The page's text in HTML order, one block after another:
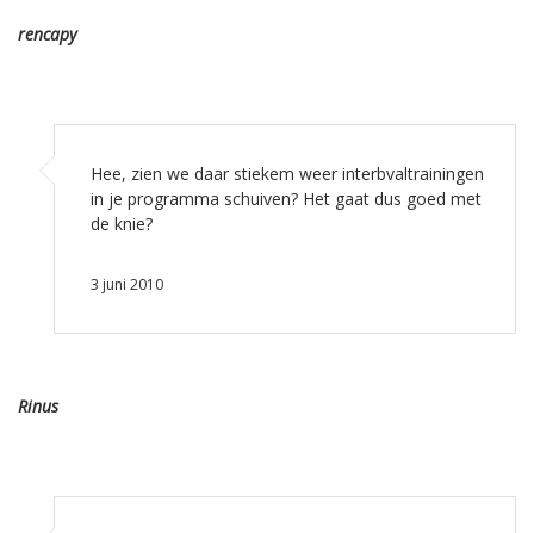
rencapy
Hee, zien we daar stiekem weer interbvaltrainingen
in je programma schuiven? Het gaat dus goed met
de knie?
3 juni 2010
Rinus